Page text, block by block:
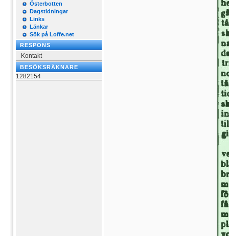
Österbotten
Dagstidningar
Links
Länkar
Sök på Loffe.net
RESPONS
Kontakt
BESÖKSRÄKNARE
1282154